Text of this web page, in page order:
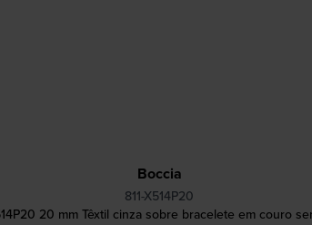
Boccia
811-X514P20
20 mm Têxtil cinza sobre bracelete em couro